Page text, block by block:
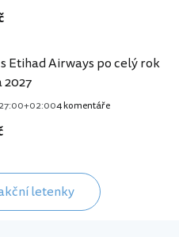
Etihad Airways po celý rok
2027
4 komentáře
letenky